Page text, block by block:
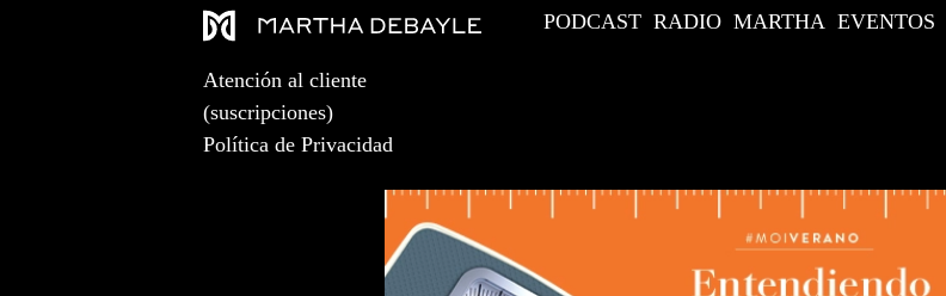
Atención al cliente
(suscripciones)
Política de Privacidad
PODCAST RADIO MARTHA EVENTOS